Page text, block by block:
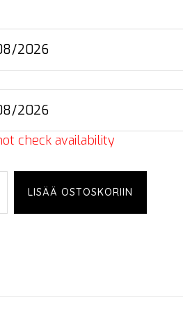
check availability
LISÄÄ OSTOSKORIIN